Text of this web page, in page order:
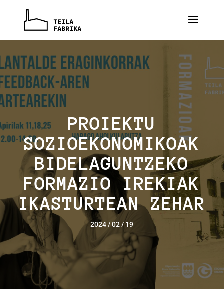
PROIEKTU
SOZIOEKONOMIKOAK
BIDELAGUNTZEKO
FORMAZIO IREKIAK
IKASTURTEAN ZEHAR
2024 / 02 / 19